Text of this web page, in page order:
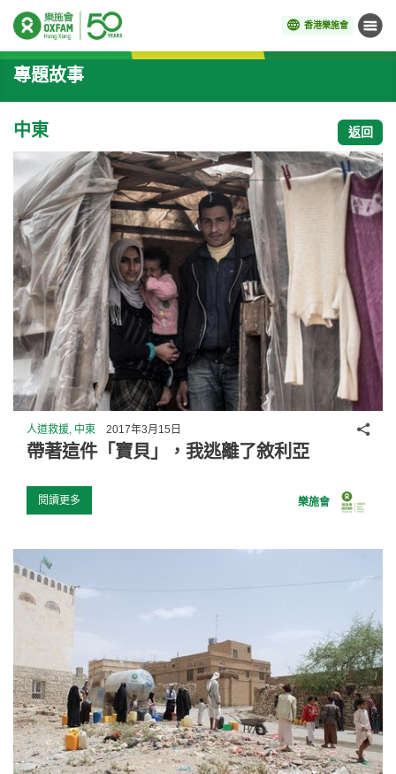
香港樂施會 目錄
開始主要內容
專題故事
中東 返回
人道救援, 中東 2017年3月15日
帶著這件「寶貝」，我逃離了敘利亞
閱讀更多 樂施會
分享